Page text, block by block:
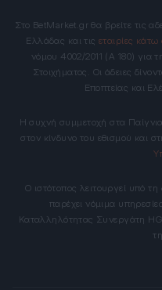
Στο BetMarket.gr θα βρείτε τις
Ελλάδας και τιςεταιρίες
νόμου 4002/2011 (Α 180) για
Στοιχήματος. Οι άδειες
Εποπτείας και
Η συχνή συμμετοχή στα Παίγνια
στον κίνδυνο του εθισμού και
Ο ιστότοπος λειτουργεί υπό
παρέχει νόμιμα
Καταλληλότητας Συνεργάτη